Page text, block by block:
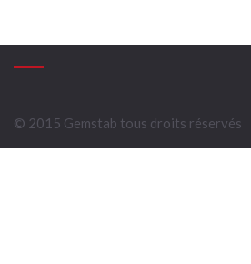
© 2015 Gemstab tous droits réservés